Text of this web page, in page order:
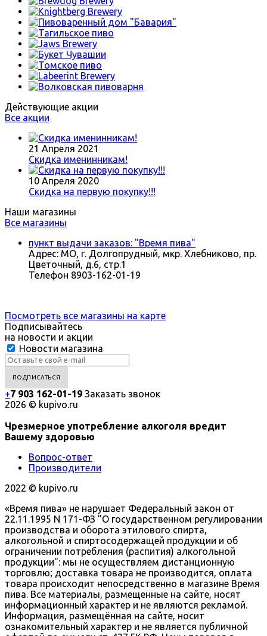
Действующие акции
Все акции
21 Апреля 2021
Скидка именинникам!
10 Апреля 2020
Скидка на первую покупку!!!
Наши магазины
Все магазины
пункт выдачи заказов: "Время пива"
Адрес: МО, г. Долгопрудный, мкр. Хлебниково, пр.
Цветочный, д.6, стр.1
Телефон 8903-162-01-19
Посмотреть все магазины на карте
Подписывайтесь
на новости и акции
Новости магазина
+7 903 162-01-19 Заказать звонок
2026 © kupivo.ru
Чрезмерное употребление алкоголя вредит
Вашему здоровью
Вопрос-ответ
Производители
2022 ©️ kupivo.ru
«Время пива» не нарушает Федеральный закон от
22.11.1995 N 171-ФЗ "О государственном регулировании
производства и оборота этилового спирта,
алкогольной и спиртосодержащей продукции и об
ограничении потребления (распития) алкогольной
продукции": мы не осуществляем дистанционную
торговлю; доставка товара не производится, оплата
товара происходит непосредственно в магазине Время
пива. Все материалы, размещенные на сайте, носят
информационный характер и не являются рекламой.
Информация, размещённая на сайте, носит
ознакомительный характер и не является публичной